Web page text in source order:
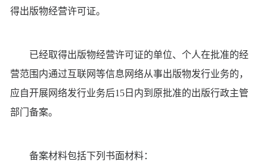
得出版物经营许可证。
已经取得出版物经营许可证的单位、个人在批准的经
营范围内通过互联网等信息网络从事出版物发行业务的，
应自开展网络发行业务后15日内到原批准的出版行政主管
部门备案。
备案材料包括下列书面材料：